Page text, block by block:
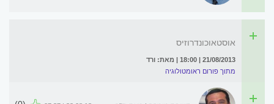
אוסטאוכונדרוזיס
21/08/2013 | 18:00 | מאת: ורד
מתוך פורום ראומטולוגיה